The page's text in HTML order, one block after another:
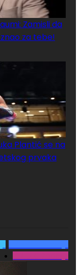
Zamisli da
za tebe!
Plantić se na
prvaka